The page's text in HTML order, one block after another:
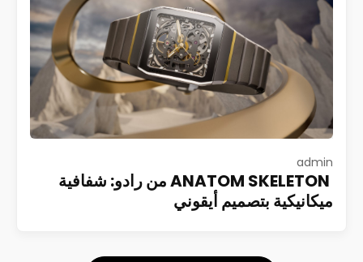
admin
ANATOM SKELETON من رادو: شفافية
ميكانيكية بتصميم أيقوني